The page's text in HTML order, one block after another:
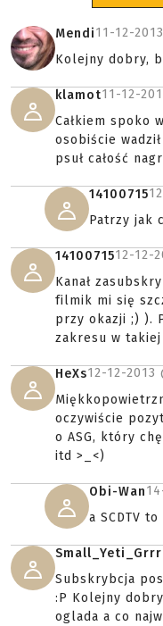
Mendi11-12-
Kolejny dobry,
klamot11-12-
Całkiem spoko
osobiście
psuł całość
14100715
Patrzy jak
1410071512-12-
Kanał
filmik mi się
przy okazji ;) ).
zakresu w
HeXs12-12-2013
oczywiście
o ASG, który
itd >_<)
Obi-Wan
a SCDTV to
Small_Yeti_Grrr
Subskrybcja
:P Kolejny
oglada a co